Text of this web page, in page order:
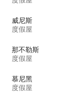
威尼斯
度假屋
那不勒斯
度假屋
慕尼黑
度假屋